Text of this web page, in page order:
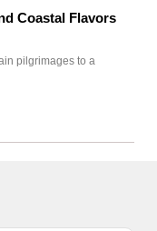
Coastal Flavors
pilgrimages to a